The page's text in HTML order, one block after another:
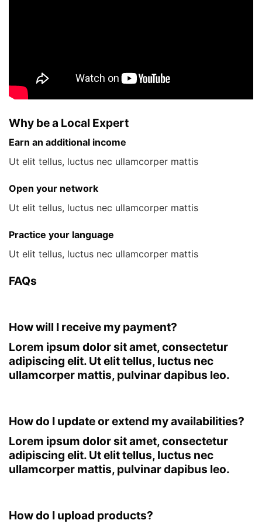
Why be a Local Expert
Earn an additional income
Ut elit tellus, luctus nec ullamcorper mattis
Open your network
Ut elit tellus, luctus nec ullamcorper mattis
Practice your language
Ut elit tellus, luctus nec ullamcorper mattis
FAQs
How will I receive my payment?
Lorem ipsum dolor sit amet, consectetur
adipiscing elit. Ut elit tellus, luctus nec
ullamcorper mattis, pulvinar dapibus leo.
How do I update or extend my availabilities?
Lorem ipsum dolor sit amet, consectetur
adipiscing elit. Ut elit tellus, luctus nec
ullamcorper mattis, pulvinar dapibus leo.
How do I upload products?